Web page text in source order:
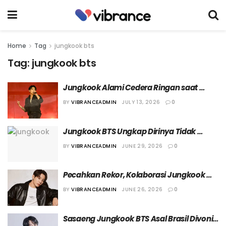
Home Tag jungkook bts
Tag: jungkook bts
Jungkook Alami Cedera Ringan saat
Tampil dalam Konser BTS di London
BY VIBRANCEADMIN JULY 13, 2026 0
Jungkook BTS Ungkap Dirinya Tidak
Memiliki Niat untuk Menikah
BY VIBRANCEADMIN JUNE 29, 2026 0
Pecahkan Rekor, Kolaborasi Jungkook
BTS Jadi Kemitraan Tersukses dalam
BY VIBRANCEADMIN JUNE 26, 2026 0
Sasaeng Jungkook BTS Asal Brasil Divonis